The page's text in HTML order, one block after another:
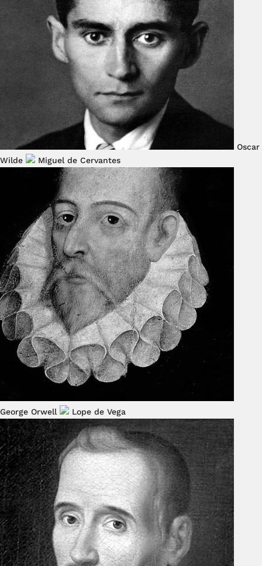
Oscar
Wilde
Miguel de Cervantes
George Orwell Lope de Vega